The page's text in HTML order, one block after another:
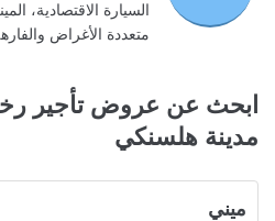
السيارة الاقتصادية،
متعددة الأغراض
ابحث عن عروض تأجير
مدينة هلسنكي
ميني